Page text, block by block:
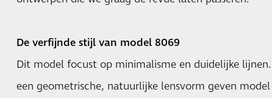
De verfijnde stijl van model 8069
Dit model focust op minimalisme en duidelijke
een geometrische, natuurlijke lensvorm geven